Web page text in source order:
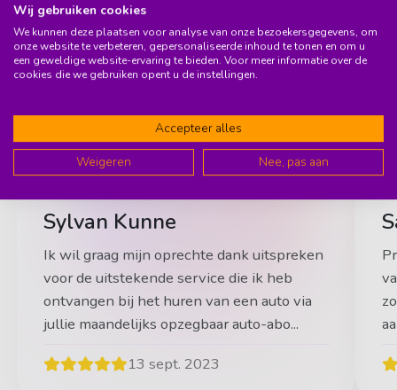
Wist je dat 95% van onze members
de top 3 auto abonnementen van
Nederland!
Sylvan Kunne
Ik wil graag mijn oprechte dank uitspreken
voor de uitstekende service die ik heb
ontvangen bij het huren van een auto via
jullie maandelijks opzegbaar auto-abo...
13 sept. 2023
Wij gebruiken cookies
We kunnen deze plaatsen voor analyse van onze bezoekersgegevens, om
onze website te verbeteren, gepersonaliseerde inhoud te tonen en om u
een geweldige website-ervaring te bieden. Voor meer informatie over de
cookies die we gebruiken opent u de instellingen.
Accepteer alles
Weigeren
Nee, pas aan